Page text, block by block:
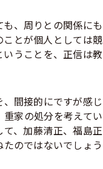
、周りとの関係にも
とが個人としては競
うことを、正信は教
間接的にですが感じ
家の処分を考えてい
、加藤清正、福島正
のではないでしょう